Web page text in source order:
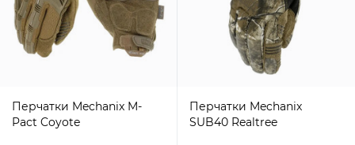
Перчатки Mechanix M-
Pact Coyote
Перчатки Mechanix
SUB40 Realtree